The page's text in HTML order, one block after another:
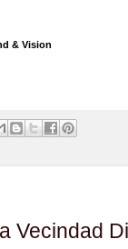
& Vision
Vecindad